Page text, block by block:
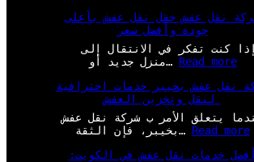
نقل عفش حقل نقل عفش بأعلى
جودة وأفضل سعر
إذا كنت تفكر في الانتقال إلى
منزل جديد أو… Read more:
ن
ق
ل
نقل عفش بخيبر خدمات احترافية
يتعلق الأمر ب شركة نقل عفش
بخيبر، فإن الثقة… Read more:
أفضل خدمات نقل عفش في الكويت: